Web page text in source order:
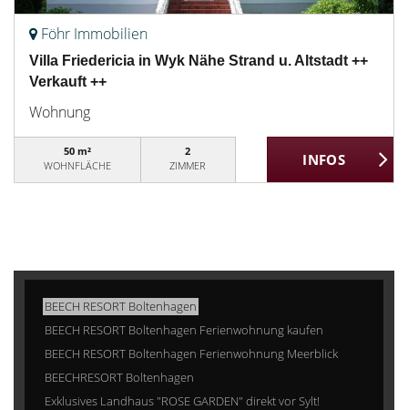
Föhr Immobilien
Villa Friedericia in Wyk Nähe Strand u. Altstadt ++
Verkauft ++
Wohnung
50 m²
WOHNFLÄCHE
2
ZIMMER
BEECH RESORT Boltenhagen
BEECH RESORT Boltenhagen Ferienwohnung kaufen
BEECH RESORT Boltenhagen Ferienwohnung Meerblick
BEECHRESORT Boltenhagen
Exklusives Landhaus "ROSE GARDEN" direkt vor Sylt!